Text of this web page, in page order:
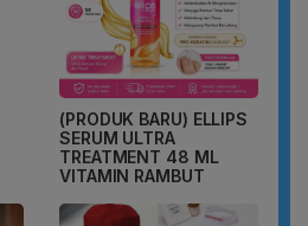
(PRODUK BARU) ELLIPS
SERUM ULTRA
TREATMENT 48 ML
VITAMIN RAMBUT